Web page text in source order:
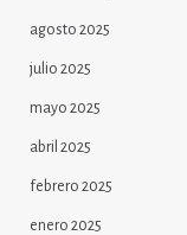
agosto 2025
julio 2025
mayo 2025
abril 2025
febrero 2025
enero 2025